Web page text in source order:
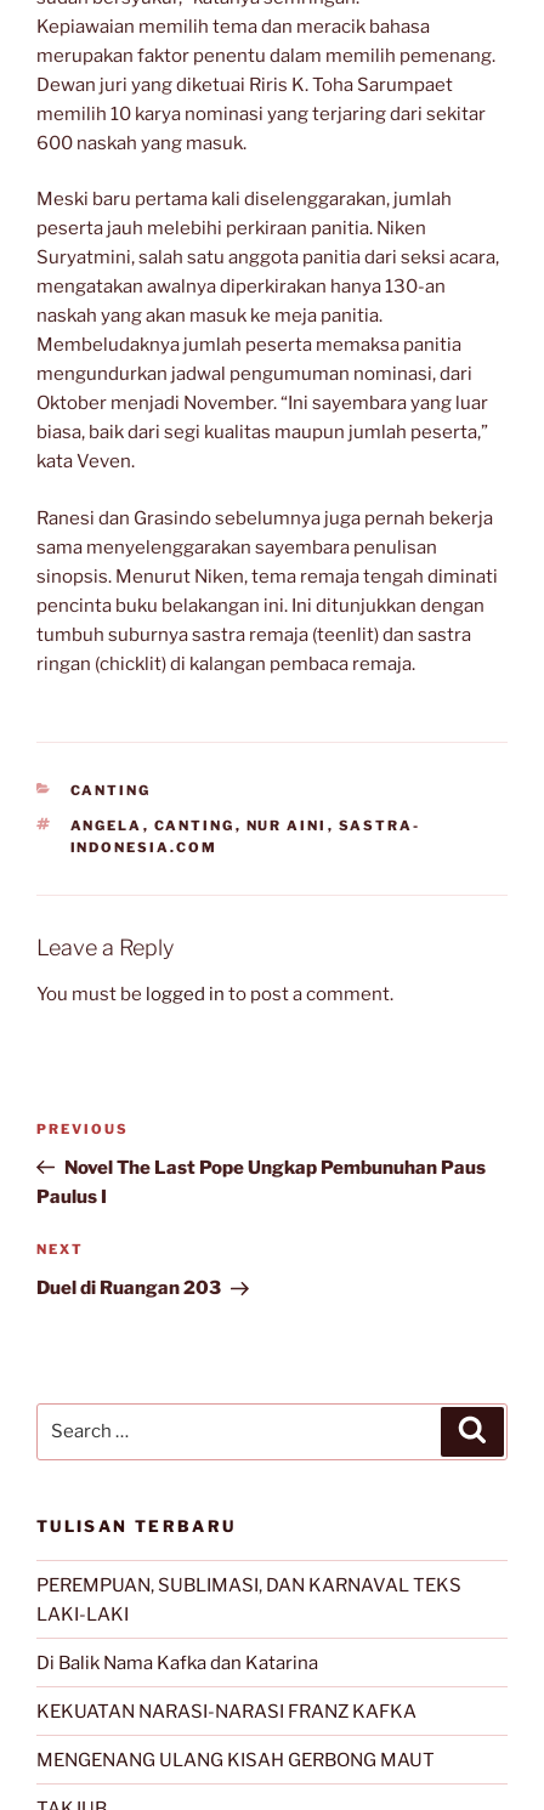
Kepiawaian memilih tema dan meracik bahasa
merupakan faktor penentu dalam memilih pemenang.
Dewan juri yang diketuai Riris K. Toha Sarumpaet
memilih 10 karya nominasi yang terjaring dari sekitar
600 naskah yang masuk.
Meski baru pertama kali diselenggarakan, jumlah
peserta jauh melebihi perkiraan panitia. Niken
Suryatmini, salah satu anggota panitia dari seksi acara,
mengatakan awalnya diperkirakan hanya 130-an
naskah yang akan masuk ke meja panitia.
Membeludaknya jumlah peserta memaksa panitia
mengundurkan jadwal pengumuman nominasi, dari
Oktober menjadi November. “Ini sayembara yang luar
biasa, baik dari segi kualitas maupun jumlah peserta,”
kata Veven.
Ranesi dan Grasindo sebelumnya juga pernah bekerja
sama menyelenggarakan sayembara penulisan
sinopsis. Menurut Niken, tema remaja tengah diminati
pencinta buku belakangan ini. Ini ditunjukkan dengan
tumbuh suburnya sastra remaja (teenlit) dan sastra
ringan (chicklit) di kalangan pembaca remaja.
CATEGORIES
CANTING
TAGS
ANGELA , CANTING , NUR AINI , SASTRA-
INDONESIA.COM
Leave a Reply
You must be logged in to post a comment.
Previous
Post
PREVIOUS
Novel The Last Pope Ungkap Pembunuhan Paus
Paulus I
Next
Post
NEXT
Duel di Ruangan 203
TULISAN TERBARU
PEREMPUAN, SUBLIMASI, DAN KARNAVAL TEKS
LAKI-LAKI
Di Balik Nama Kafka dan Katarina
KEKUATAN NARASI-NARASI FRANZ KAFKA
MENGENANG ULANG KISAH GERBONG MAUT